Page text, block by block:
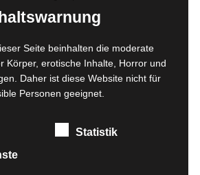
Seite beinhalten die moderate
Körper, erotische Inhalte, Horror und
Daher ist diese Website nicht für
Personen geeignet.
Statistik